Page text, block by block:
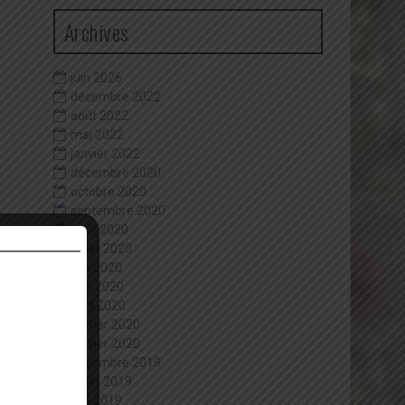
Archives
juin 2026
décembre 2022
août 2022
mai 2022
janvier 2022
décembre 2020
octobre 2020
septembre 2020
août 2020
juillet 2020
juin 2020
mai 2020
avril 2020
février 2020
janvier 2020
décembre 2019
juillet 2019
juin 2019